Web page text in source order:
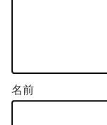
名前